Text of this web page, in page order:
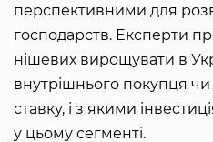
перспективними для
господарств. Експерти
нішевих вирощувати в
внутрішнього покупця
ставку, і з якими
у цьому сегменті.